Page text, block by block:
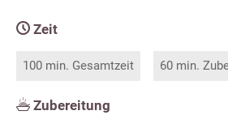
Zeit
100 min. Gesamtzeit 60 min.
Zubereitung